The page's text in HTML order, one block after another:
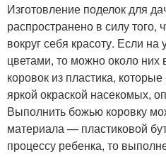
Изготовление поделок для
распространено в силу того,
вокруг себя красоту. Если на
цветами, то можно около них
коровок из пластика,
яркой окраской насекомых,
Выполнить божью коровку
материала — пластиковой
процессу ребенка, то